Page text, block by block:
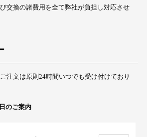
交換の諸費用を全て弊社が負担し対応させ
注文は原則24時間いつでも受け付けており
のご案内